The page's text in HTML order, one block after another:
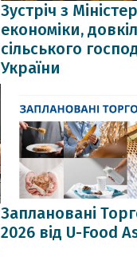
Зустріч з
економіки,
сільського
України
Заплановані
2026 від U-Food